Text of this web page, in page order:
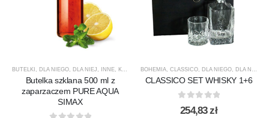
BUTELKI , DLA NIEGO, DLA NIEJ , INNE, KARAFKI DO WODY , PREZENTY,PRODUCENCI ,
Butelka szklana 500 ml z
zaparzaczem PURE AQUA
SIMAX
BOHEMIA, CLASSICO, DLA NIEGO, DLA NIEJ
CLASSICO SET WHISKY 1+6
0out of 5
254,83zł